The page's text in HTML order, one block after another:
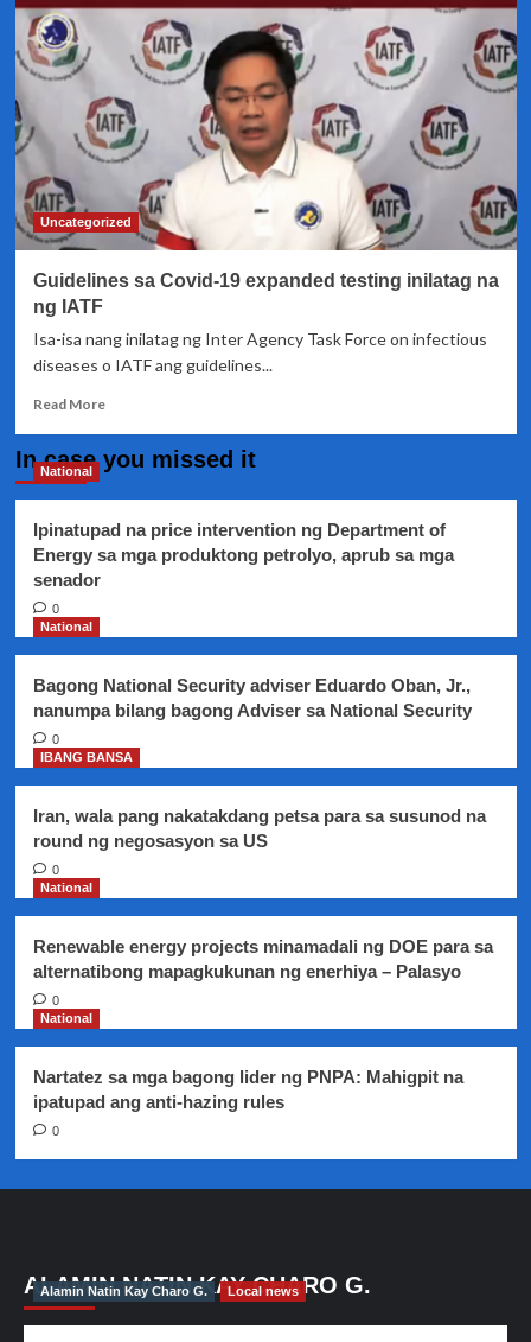
nakikipag
ugnayan
DTI
para
sa
pagbuo
magiging
guidelines
regulasyon
19
testing
Uncategorized
Guidelines sa Covid-19 expanded testing inilatag na
ng IATF
Isa-isa nang inilatag ng Inter Agency Task Force on infectious
diseases o IATF ang guidelines...
Read MoreRead
Guidelines
19
expanded
In case you missed it
National
Ipinatupad na price intervention ng Department of
Energy sa mga produktong petrolyo, aprub sa mga
senador
0
National
Bagong National Security adviser Eduardo Oban, Jr.,
nanumpa bilang bagong Adviser sa National Security
0
IBANG BANSA
Iran, wala pang nakatakdang petsa para sa susunod na
round ng negosasyon sa US
0
National
Renewable energy projects minamadali ng DOE para sa
alternatibong mapagkukunan ng enerhiya – Palasyo
0
National
Nartatez sa mga bagong lider ng PNPA: Mahigpit na
ipatupad ang anti-hazing rules
0
ALAMIN NATIN KAY CHARO G.
Alamin Natin Kay Charo G. Local news